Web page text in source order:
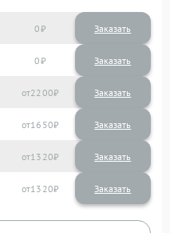
0 Заказать
0 Заказать
2200
1650
1320
1320